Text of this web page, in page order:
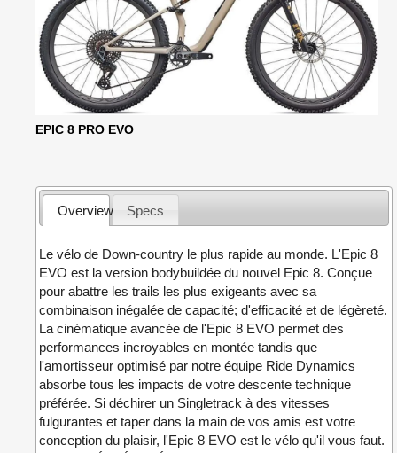
EPIC 8 PRO EVO
Overview Specs
Le vélo de Down-country le plus rapide au monde. L'Epic 8
EVO est la version bodybuildée du nouvel Epic 8. Conçue
pour abattre les trails les plus exigeants avec sa
combinaison inégalée de capacité; d'efficacité et de légèreté.
La cinématique avancée de l'Epic 8 EVO permet des
performances incroyables en montée tandis que
l'amortisseur optimisé par notre équipe Ride Dynamics
absorbe tous les impacts de votre descente technique
préférée. Si déchirer un Singletrack à des vitesses
fulgurantes et taper dans la main de vos amis est votre
conception du plaisir, l'Epic 8 EVO est le vélo qu'il vous faut.